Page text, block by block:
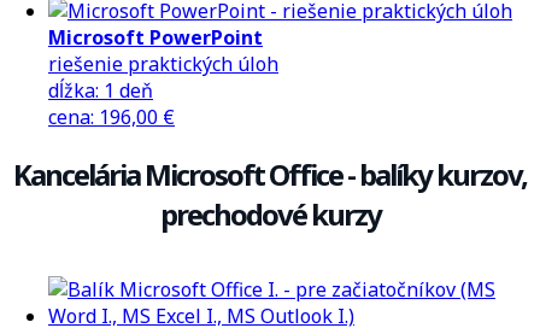
Microsoft PowerPoint
riešenie praktických úloh
dĺžka: 1 deň
cena: 196,00 €
Kancelária Microsoft Office - balíky kurzov,
prechodové kurzy